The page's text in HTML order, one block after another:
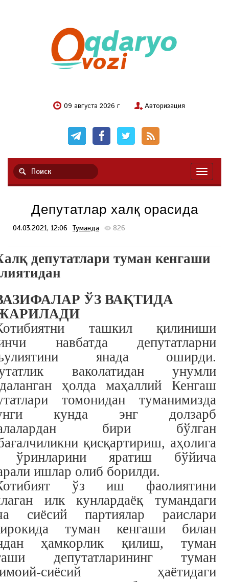
09 августа 2026 г Авторизация
Депутатлар халқ орасида
04.03.2021, 12:06 Туманда 826
депутатлари туман кенгаши
ЎЗ ВАҚТИДА
ташкил қилиниши
навбатда депутатларни
янада оширди.
ваколатидан унумли
ҳолда маҳаллий Кенгаш
томонидан туманимизда
кунда энг долзарб
бири бўлган
қисқартириш, аҳолига
яратиш бўйича
ишлар олиб борилди.
ўз иш фаолиятини
илк кунлардаёқ тумандаги
сиёсий партиялар раислари
туман кенгаши билан
ҳамкорлик қилиш, туман
депутатларининг туман
сиёсий ҳаётидаги